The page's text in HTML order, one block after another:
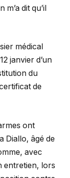
dit qu’il
médical
janvier d’un
du
de
ont
Diallo, âgé de
avec
entretien, lors